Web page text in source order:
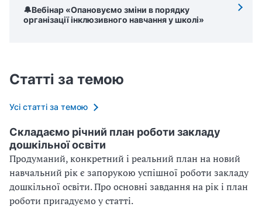
🔔Вебінар «Опановуємо зміни в порядку
організації інклюзивного навчання у школі»
Статті за темою
Усі статті за темою
Складаємо річний план роботи закладу
дошкільної освіти
Продуманий, конкретний і реальний план на новий
навчальний рік є запорукою успішної роботи закладу
дошкільної освіти. Про основні завдання на рік і план
роботи пригадуємо у статті.